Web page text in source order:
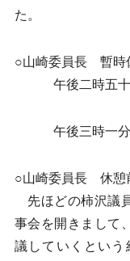
た。
○山崎委員長 暫時
午後二時五十
午後三時一分
○山崎委員長 休憩
先ほどの柿沢議
事会を開きまして
議していくという